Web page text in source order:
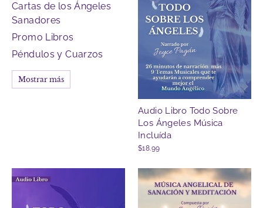
Cartas de los Ángeles
Sanadores
Promo Libros
Péndulos y Cuarzos
Mostrar más
Audio Libro Todo Sobre
Los Ángeles Música
Incluída
$18.99